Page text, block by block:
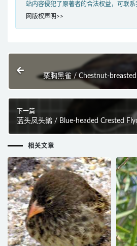
站内容侵犯了原著者的合法权益，可联系
网版权声明>>
栗胸黑雀 / Chestnut-
下一篇
蓝头凤头鹟 / Blue-headed Crested
相关文章